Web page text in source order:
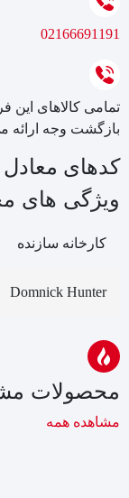
02166691191
تمامی کالاهای این
بازگشت وجه ارائه
کدهای معادل
ویژگی های
کارخانه سازنده
Domnick Hunter
محصولات
مشاهده همه